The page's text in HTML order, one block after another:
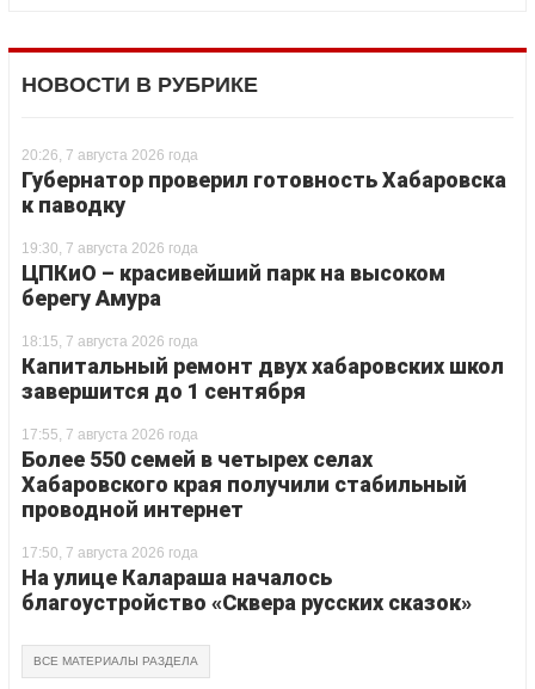
НОВОСТИ В РУБРИКЕ
20:26, 7 августа 2026 года
Губернатор проверил готовность Хабаровска
к паводку
19:30, 7 августа 2026 года
ЦПКиО – красивейший парк на высоком
берегу Амура
18:15, 7 августа 2026 года
Капитальный ремонт двух хабаровских школ
завершится до 1 сентября
17:55, 7 августа 2026 года
Более 550 семей в четырех селах
Хабаровского края получили стабильный
проводной интернет
17:50, 7 августа 2026 года
На улице Калараша началось
благоустройство «Сквера русских сказок»
ВСЕ МАТЕРИАЛЫ РАЗДЕЛА